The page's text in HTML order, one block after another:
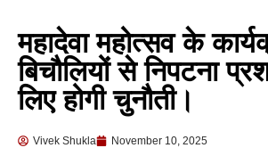
महादेवा महोत्सव के
बिचौलियों से निपटना
लिए होगी चुनौती।
Vivek Shukla November 10, 2025